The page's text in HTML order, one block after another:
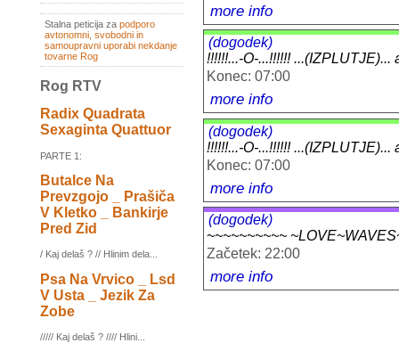
Stalna peticija za podporo
avtonomni, svobodni in
samoupravni uporabi nekdanje
tovarne Rog
Rog RTV
Radix Quadrata
Sexaginta Quattuor
PARTE 1:
Butalce Na
Prevzgojo _ Prašiča
V Kletko _ Bankirje
Pred Zid
/ Kaj delaš ? // Hlinim dela...
Psa Na Vrvico _ Lsd
V Usta _ Jezik Za
Zobe
///// Kaj delaš ? //// Hlini...
more info
(dogodek)
!!!!!!...-O-...!!!!!!
Konec: 07:00
more info
(dogodek)
!!!!!!...-O-...!!!!!!
Konec: 07:00
more info
(dogodek)
~~~~~~~~~~
Začetek: 22:00
more info